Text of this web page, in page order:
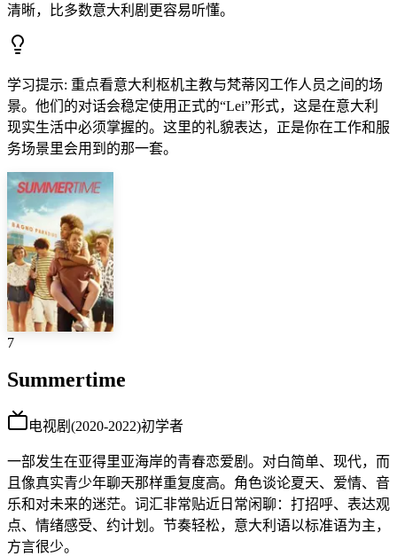
清晰，比多数意大利剧更容易听懂。
学习提示: 重点看意大利枢机主教与梵蒂冈工作人员之间的场
景。他们的对话会稳定使用正式的“Lei”形式，这是在意大利
现实生活中必须掌握的。这里的礼貌表达，正是你在工作和服
务场景里会用到的那一套。
7
Summertime
电视剧 (2020-2022)初学者
一部发生在亚得里亚海岸的青春恋爱剧。对白简单、现代，而
且像真实青少年聊天那样重复度高。角色谈论夏天、爱情、音
乐和对未来的迷茫。词汇非常贴近日常闲聊：打招呼、表达观
点、情绪感受、约计划。节奏轻松，意大利语以标准语为主，
方言很少。